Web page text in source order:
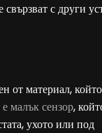
с други
от материал,
малък сензор,
ухото или под